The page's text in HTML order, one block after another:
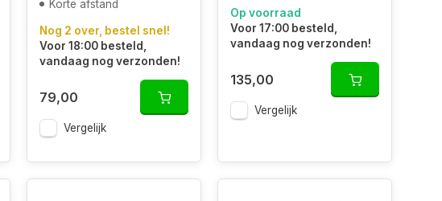
Korte afstand
Nog 2 over, bestel snel!
Voor 18:00 besteld,
vandaag nog verzonden!
79,00
Vergelijk
Op voorraad
Voor 17:00 besteld,
vandaag nog verzonden!
135,00
Vergelijk